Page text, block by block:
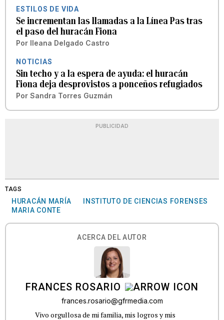
ESTILOS DE VIDA
Se incrementan las llamadas a la Línea Pas tras
el paso del huracán Fiona
Por Ileana Delgado Castro
NOTICIAS
Sin techo y a la espera de ayuda: el huracán
Fiona deja desprovistos a ponceños refugiados
Por Sandra Torres Guzmán
PUBLICIDAD
TAGS
HURACÁN MARÍA
INSTITUTO DE CIENCIAS FORENSES
MARIA CONTE
ACERCA DEL AUTOR
FRANCES ROSARIO
frances.rosario@gfrmedia.com
Vivo orgullosa de mi familia, mis logros y mis